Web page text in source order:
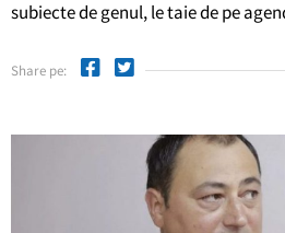
subiecte de genul, le taie de pe
Share pe: